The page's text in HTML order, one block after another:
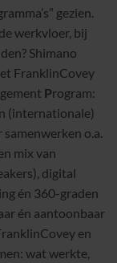
gezien.
werkvloer, bij
Shimano
FranklinCovey
Program:
(internationale)
o.a.
mix van
digital
én 360-graden
én aantoonbaar
en
wat werkte,